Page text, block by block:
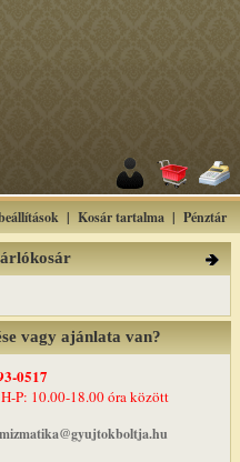
| Kosár tartalma | Pénztár
vagy ajánlata van?
0517
P: 10.00-18.00 óra között